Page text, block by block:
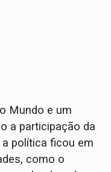
Mundo e um
a participação da
política ficou em
como o